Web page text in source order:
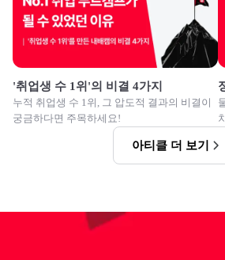
'취업생 수 1위'의 비결 4가지
누적 취업생 수 1위, 그 압도적 결과의 비결이
궁금하다면 주목하세요!
아티클 더 보기